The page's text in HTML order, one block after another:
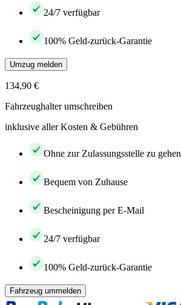
24/7 verfügbar
100% Geld-zurück-Garantie
Umzug melden
134,90 €
Fahrzeughalter umschreiben
inklusive aller Kosten & Gebühren
Ohne zur Zulassungsstelle zu gehen
Bequem von Zuhause
Bescheinigung per E-Mail
24/7 verfügbar
100% Geld-zurück-Garantie
Fahrzeug ummelden